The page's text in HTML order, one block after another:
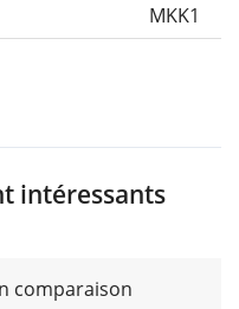
MKK1
intéressants
comparaison